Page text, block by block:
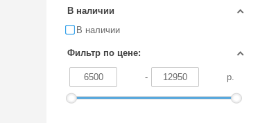
В наличии
В наличии
Фильтр по цене:
- р.